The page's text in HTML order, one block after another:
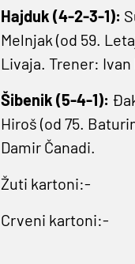
Hajduk (4-2-3-1):
Melnjak (od 59.
Livaja. Trener: Ivan
Šibenik (5-4-1):
Hiroš (od 75.
Damir Čanadi.
Žuti kartoni:-
Crveni kartoni:-